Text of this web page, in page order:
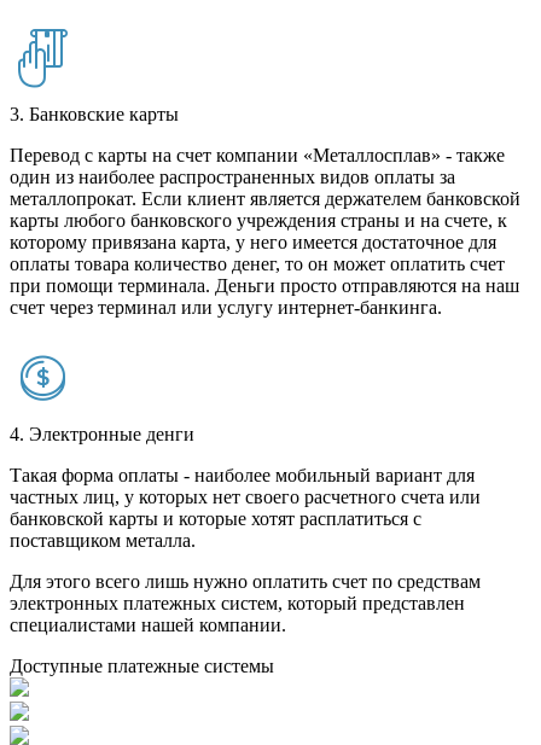
3. Банковские карты
Перевод с карты на счет компании «Металлосплав» - также
один из наиболее распространенных видов оплаты за
металлопрокат. Если клиент является держателем банковской
карты любого банковского учреждения страны и на счете, к
которому привязана карта, у него имеется достаточное для
оплаты товара количество денег, то он может оплатить счет
при помощи терминала. Деньги просто отправляются на наш
счет через терминал или услугу интернет-банкинга.
4. Электронные денги
Такая форма оплаты - наиболее мобильный вариант для
частных лиц, у которых нет своего расчетного счета или
банковской карты и которые хотят расплатиться с
поставщиком металла.
Для этого всего лишь нужно оплатить счет по средствам
электронных платежных систем, который представлен
специалистами нашей компании.
Доступные платежные системы